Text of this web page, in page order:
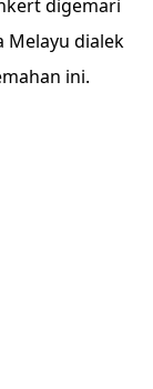
digemari
Melayu dialek
ini.